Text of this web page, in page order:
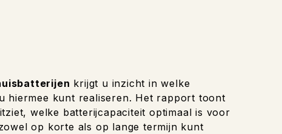
krijgt u inzicht in welke
hiermee kunt realiseren. Het rapport toont
welke batterijcapaciteit optimaal is voor
op korte als op lange termijn kunt